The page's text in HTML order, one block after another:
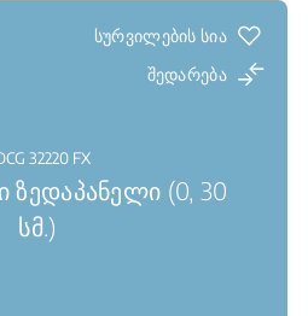
სურვილების სია
შედარება
32220 FX
ზედაპანელი (0, 30
სმ.)